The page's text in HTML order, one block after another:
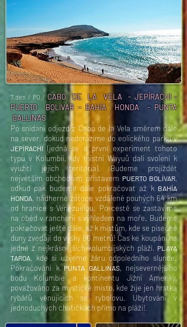
7.den / PO / CABO DE LA VELA - JEPÍRACHI -
PUERTO BOLÍVAR - BAHÍA HONDA - PUNTA
GALLINAS
Po snídani odjezd z Cabo de la Vela směrem dále
na sever, dokud nedorazíme do eolického parku v
JEPÍRACHI (jedná se o první experiment tohoto
typu v Kolumbii, kdy místní Wayuů dali svolení k
využití jejich teritoria). Budeme projíždět
největším obchodním přístavem PUERTO BOLÍVAR,
odkud pak budeme dále pokračovat až k BAHÍA
HONDA, nádherné zátoce vzdálené pouhých 64 km
od hranice s Venezuelou. Po cestě se zastavíme
na oběd v rancherii s výhledem na moře. Budeme
pokračovat ještě dále, až k místům, kde se písečné
duny zvedají do výšky 60 metrů! Čas ke koupání na
jedné z nejkrásnějších kolumbijských pláží, PLAYA
TAROA, kde si užijeme žáru odpoledního slunce.
Pokračování kPUNTA GALLINAS, nejsevernějšího
bodu Kolumbie a kontinentu Jižní Ameriky,
považováno za mystické místo, kde žije jen hrstka
rybářů věnujících se rybolovu. Ubytování v
jednoduchých chatičkách přímo na pláži!